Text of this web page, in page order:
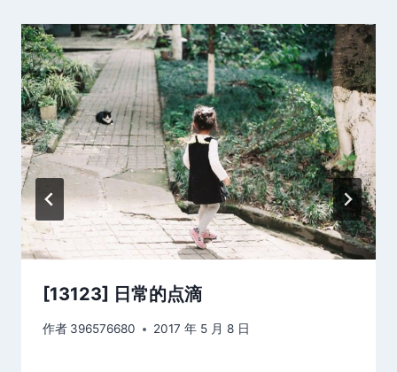
[13123] 日常的点滴
作者 396576680 2017 年 5 月 8 日